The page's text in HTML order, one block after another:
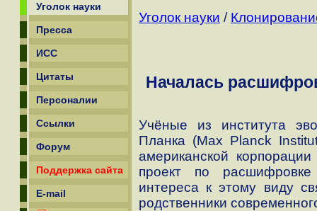
Уголок науки
Пресса
ИСС
Цитаты
Персоналии
Ссылки
Форум
Поддержка сайта
E-mail
Уголок науки /
Началась
Учёные из института
Планка (Max Planck
американской
проект по
интереса к этому виду
родственники